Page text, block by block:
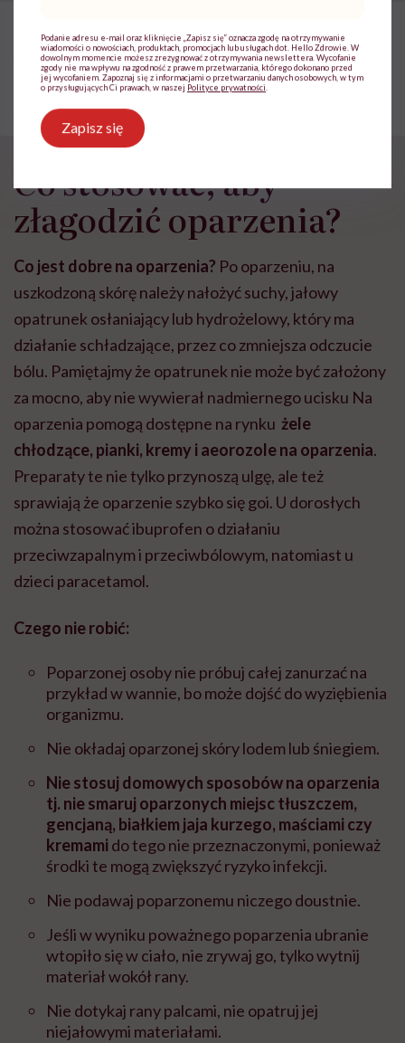
10 zasad bezpiecznego opalania.
Pamiętaj o nich na urlopie
Co stosować, aby
złagodzić oparzenia?
Co jest dobre na oparzenia? Po oparzeniu, na
uszkodzoną skórę należy nałożyć suchy, jałowy
opatrunek osłaniający lub hydrożelowy, który ma
działanie schładzające, przez co zmniejsza odczucie
bólu. Pamiętajmy że opatrunek nie może być założony
za mocno, aby nie wywierał nadmiernego ucisku Na
oparzenia pomogą dostępne na rynku żele
chłodzące, pianki, kremy i aeorozole na oparzenia.
Preparaty te nie tylko przynoszą ulgę, ale też
sprawiają że oparzenie szybko się goi. U dorosłych
można stosować ibuprofen o działaniu
przeciwzapalnym i przeciwbólowym, natomiast u
dzieci paracetamol.
Czego nie robić:
Poparzonej osoby nie próbuj całej zanurzać na
przykład w wannie, bo może dojść do wyziębienia
organizmu.
Nie okładaj oparzonej skóry lodem lub śniegiem.
Nie stosuj domowych sposobów na oparzenia
tj. nie smaruj oparzonych miejsc tłuszczem,
gencjaną, białkiem jaja kurzego, maściami czy
kremami do tego nie przeznaczonymi, ponieważ
środki te mogą zwiększyć ryzyko infekcji.
Nie podawaj poparzonemu niczego doustnie.
Jeśli w wyniku poważnego poparzenia ubranie
wtopiło się w ciało, nie zrywaj go, tylko wytnij
materiał wokół rany.
Nie dotykaj rany palcami, nie opatruj jej
niejałowymi materiałami.
Podanie adresu e-mail oraz kliknięcie „Zapisz się” oznacza zgodę na otrzymywanie
wiadomości o nowościach, produktach, promocjach lub usługach dot. Hello Zdrowie. W
dowolnym momencie możesz zrezygnować z otrzymywania newslettera. Wycofanie
zgody nie ma wpływu na zgodność z prawem przetwarzania, którego dokonano przed
jej wycofaniem. Zapoznaj się z informacjami o przetwarzaniu danych osobowych, w tym
o przysługujących Ci prawach, w naszej Polityce prywatności
Zapisz się